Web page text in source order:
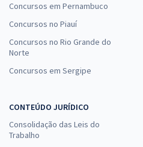
Concursos em Pernambuco
Concursos no Piauí
Concursos no Rio Grande do
Norte
Concursos em Sergipe
CONTEÚDO JURÍDICO
Consolidação das Leis do
Trabalho